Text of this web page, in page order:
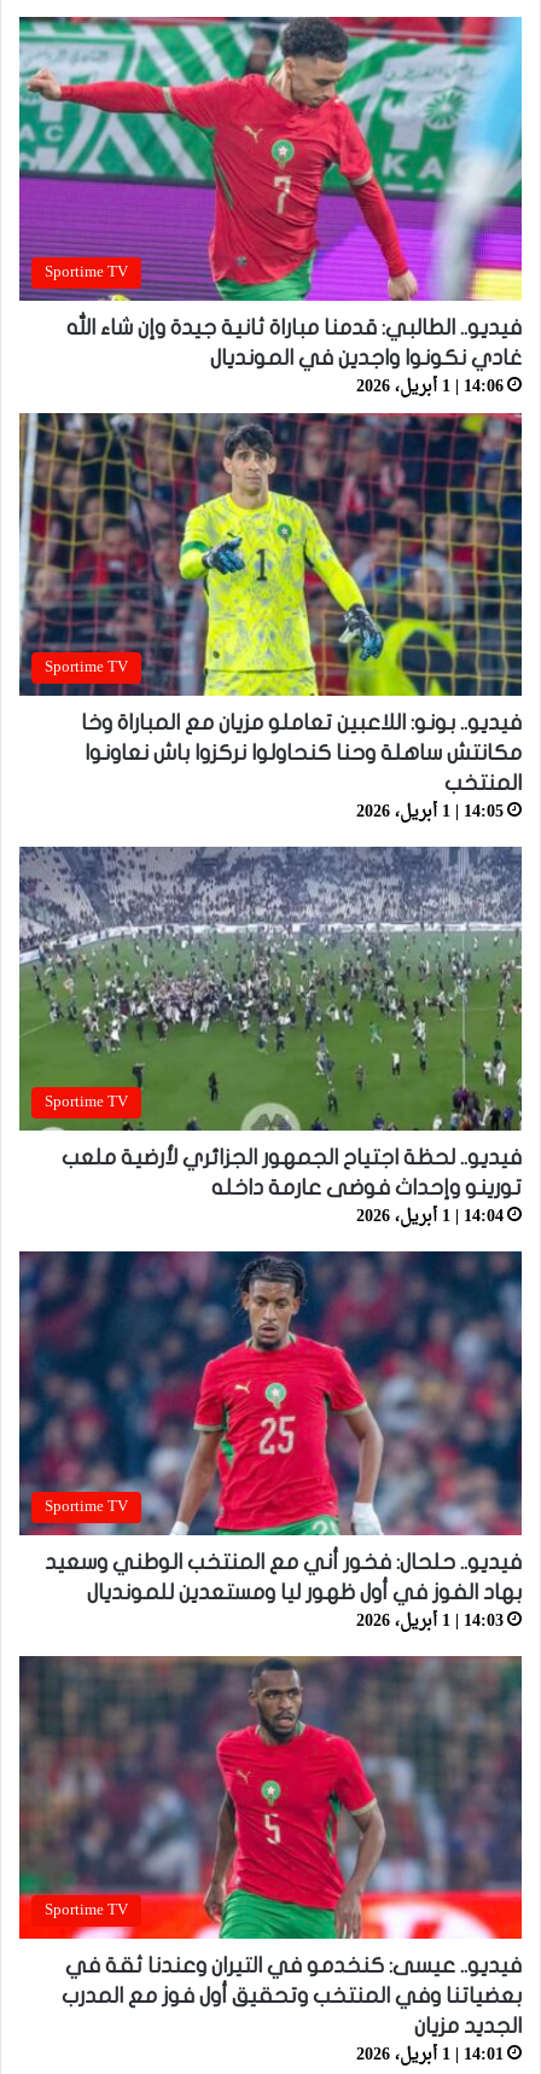
Sportime TV
فيديو.. الطالبي: قدمنا مباراة ثانية جيدة وإن شاء الله
غادي نكونوا واجدين في المونديال
14:06 | 1 أبريل، 2026
Sportime TV
فيديو.. بونو: اللاعبين تعاملو مزيان مع المباراة وخا
مكانتش ساهلة وحنا كنحاولوا نركزوا باش نعاونوا
المنتخب
14:05 | 1 أبريل، 2026
Sportime TV
فيديو.. لحظة اجتياح الجمهور الجزائري لأرضية ملعب
تورينو وإحداث فوضى عارمة داخله
14:04 | 1 أبريل، 2026
Sportime TV
فيديو.. حلحال: فخور أني مع المنتخب الوطني وسعيد
بهاد الفوز في أول ظهور ليا ومستعدين للمونديال
14:03 | 1 أبريل، 2026
Sportime TV
فيديو.. عيسى: كنخدمو في التيران وعندنا ثقة في
بعضياتنا وفي المنتخب وتحقيق أول فوز مع المدرب
الجديد مزيان
14:01 | 1 أبريل، 2026